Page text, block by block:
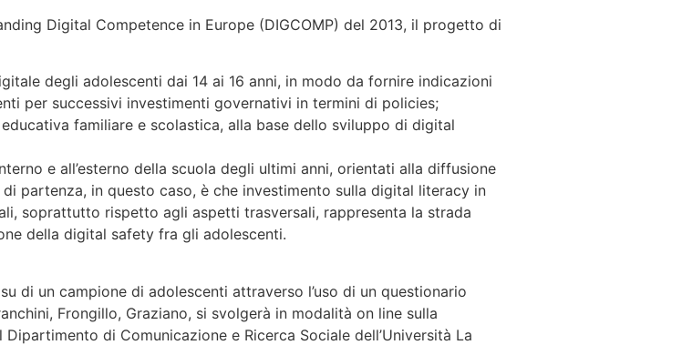
Digital Competence in Europe (DIGCOMP) del 2013, il progetto di
degli adolescenti dai 14 ai 16 anni, in modo da fornire indicazioni
per successivi investimenti governativi in termini di policies;
familiare e scolastica, alla base dello sviluppo di digital
e all’esterno della scuola degli ultimi anni, orientati alla diffusione
partenza, in questo caso, è che investimento sulla digital literacy in
soprattutto rispetto agli aspetti trasversali, rappresenta la strada
della digital safety fra gli adolescenti.
di un campione di adolescenti attraverso l’uso di un questionario
Frongillo, Graziano, si svolgerà in modalità on line sulla
di Comunicazione e Ricerca Sociale dell’Università La